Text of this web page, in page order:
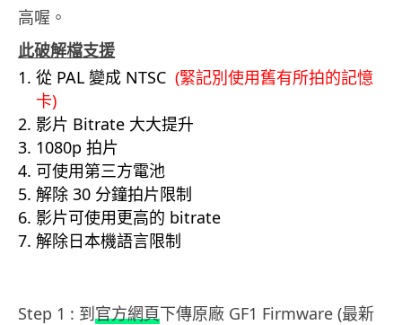
高喔。
此破解檔支援
從 PAL 變成 NTSC (緊記別使用舊有所拍的記憶
卡)
影片 Bitrate 大大提升
1080p 拍片
可使用第三方電池
解除 30 分鐘拍片限制
影片可使用更高的 bitrate
解除日本機語言限制
Step 1 : 到官方網頁下傳原廠 GF1 Firmware (最新